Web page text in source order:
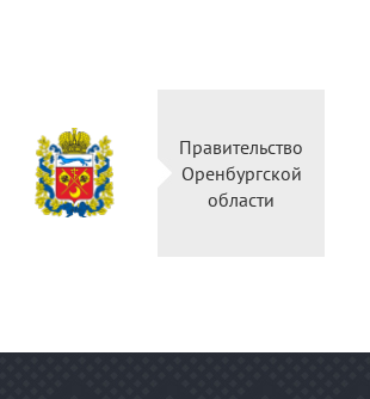
Правительство
Оренбургской
области